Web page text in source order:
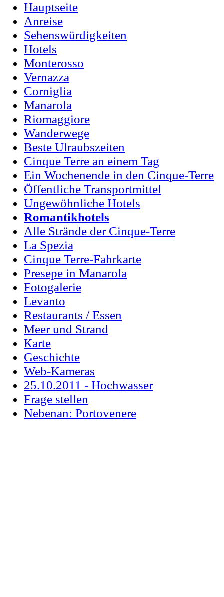
Hauptseite
Anreise
Sehenswürdigkeiten
Hotels
Monterosso
Vernazza
Corniglia
Manarola
Riomaggiore
Wanderwege
Beste Ulraubszeiten
Cinque Terre an einem Tag
Ein Wochenende in den Cinque-Terre
Öffentliche Transportmittel
Ungewöhnliche Hotels
Romantikhotels
Alle Strände der Cinque-Terre
La Spezia
Cinque Terre-Fahrkarte
Presepe in Маnarola
Fotogalerie
Levanto
Restaurants / Essen
Мeer und Strand
Кarte
Geschichte
Web-Kameras
25.10.2011 - Hochwasser
Frage stellen
Nebenan: Portovenere